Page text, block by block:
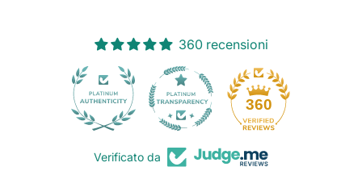
360 recensioni
360
Verificato da